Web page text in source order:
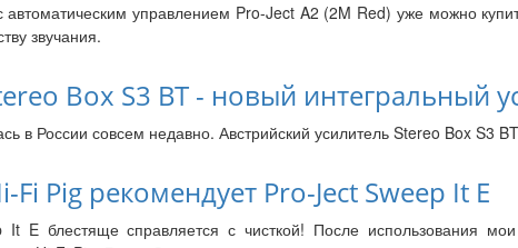
автоматическим управлением Pro-Ject A2 (2M Red) уже можно
звучания.
Box S3 BT - новый интегральный
в России совсем недавно. Австрийский усилитель Stereo Box S3
Pig рекомендует Pro-Ject Sweep It E
It E блестяще справляется с чисткой! После использования